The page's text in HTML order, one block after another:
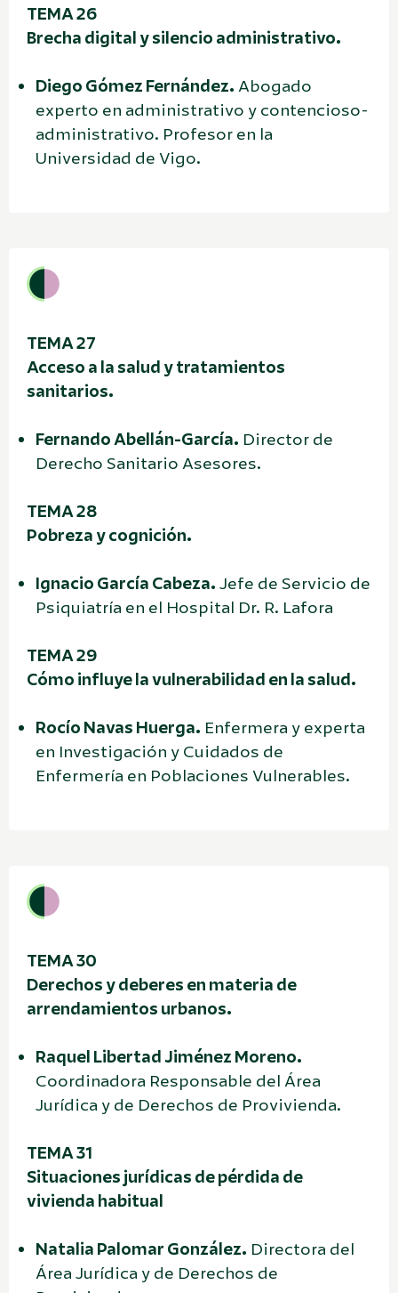
TEMA 26
Brecha digital y silencio administrativo.
Diego Gómez Fernández. Abogado
experto en administrativo y contencioso-
administrativo. Profesor en la
Universidad de Vigo.
TEMA 27
Acceso a la salud y tratamientos
sanitarios.
Fernando Abellán-García. Director de
Derecho Sanitario Asesores.
TEMA 28
Pobreza y cognición.
Ignacio García Cabeza. Jefe de Servicio de
Psiquiatría en el Hospital Dr. R. Lafora
TEMA 29
Cómo influye la vulnerabilidad en la salud.
Rocío Navas Huerga. Enfermera y experta
en Investigación y Cuidados de
Enfermería en Poblaciones Vulnerables.
TEMA 30
Derechos y deberes en materia de
arrendamientos urbanos.
Raquel Libertad Jiménez Moreno.
Coordinadora Responsable del Área
Jurídica y de Derechos de Provivienda.
TEMA 31
Situaciones jurídicas de pérdida de
vivienda habitual
Natalia Palomar González. Directora del
Área Jurídica y de Derechos de